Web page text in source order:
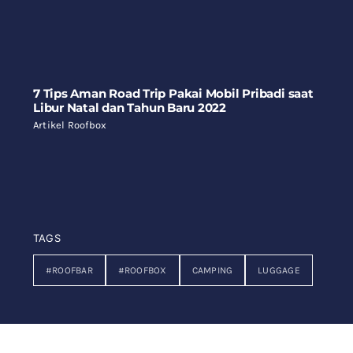
7 Tips Aman Road Trip Pakai Mobil Pribadi saat
Libur Natal dan Tahun Baru 2022
Artikel Roofbox
TAGS
#ROOFBAR #ROOFBOX CAMPING LUGGAGE